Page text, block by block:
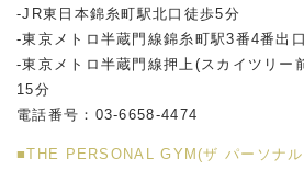
-JR東日本錦糸町駅北口徒歩5分
-東京メトロ半蔵門線錦糸町駅3番4番出
-東京メトロ半蔵門線押上(スカイツリー
15分
電話番号：03-6658-4474
■THE PERSONAL GYM(ザ パーソナ